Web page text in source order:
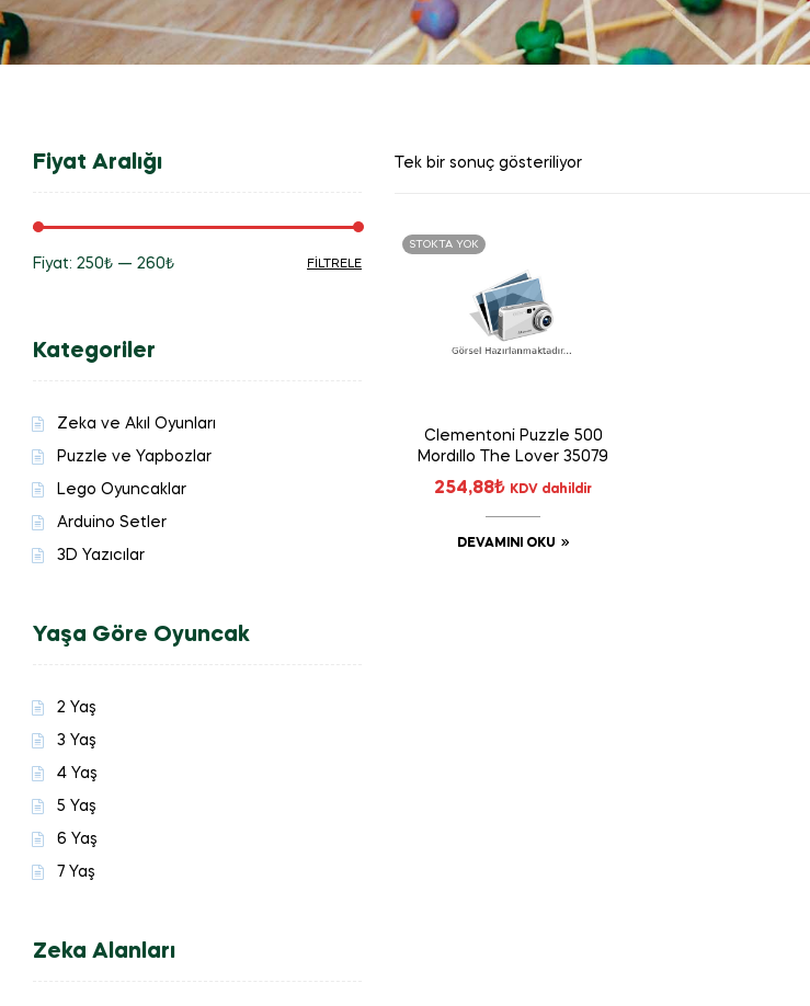
Tek bir sonuç gösteriliyor
STOKTA YOK
Clementoni Puzzle 500
Mordıllo The Lover 35079
254,88₺ KDV dahildir
DEVAMINI OKU
Fiyat Aralığı
FILTRELE
Fiyat: 250₺ — 260₺
Kategoriler
Zeka ve Akıl Oyunları
Puzzle ve Yapbozlar
Lego Oyuncaklar
Arduino Setler
3D Yazıcılar
Yaşa Göre Oyuncak
2 Yaş
3 Yaş
4 Yaş
5 Yaş
6 Yaş
7 Yaş
Zeka Alanları